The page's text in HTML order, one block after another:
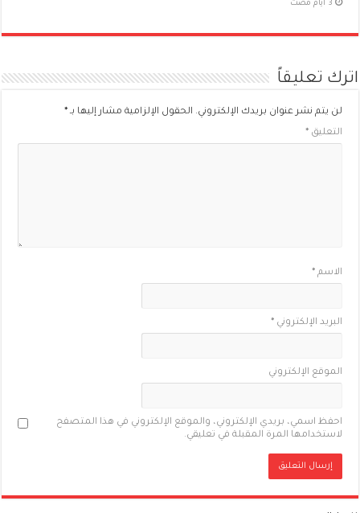
اترك تعليقاً
لن يتم نشر عنوان بريدك الإلكتروني. الحقول الإلزامية مشار إليها بـ*
التعليق*
الاسم*
البريد الإلكتروني*
الموقع الإلكتروني
احفظ اسمي، بريدي الإلكتروني، والموقع الإلكتروني في هذا المتصفح
لاستخدامها المرة المقبلة في تعليقي.